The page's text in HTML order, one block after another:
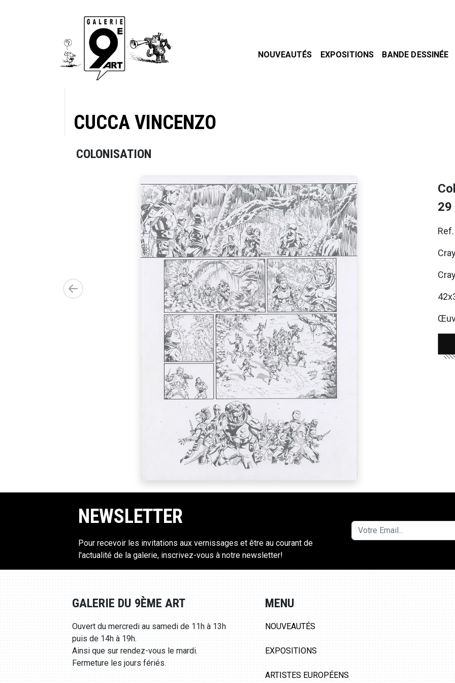
NOUVEAUTÉS EXPOSITIONS BANDE DESSINÉE
CUCCA VINCENZO
COLONISATION
29
NEWSLETTER
Pour recevoir les invitations aux vernissages et être au courant de
l'actualité de la galerie, inscrivez-vous à notre newsletter!
GALERIE DU 9ÈME ART
Ouvert du mercredi au samedi de 11h à 13h
puis de 14h à 19h.
Ainsi que sur rendez-vous le mardi.
Fermeture les jours fériés.
MENU
NOUVEAUTÉS
EXPOSITIONS
ARTISTES EUROPÉENS